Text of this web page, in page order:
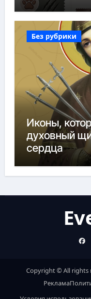
Без рубрики
Иконы,
духовный
сердца
Copyright © All rights
Реклама